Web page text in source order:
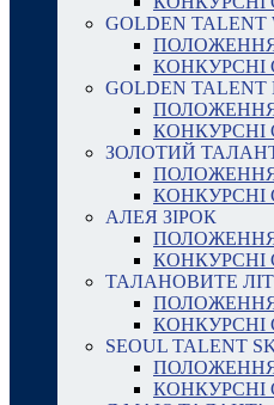
GOLDEN TALENT
ПОЛОЖЕННЯ
КОНКУРСНІ
GOLDEN TALENT
ПОЛОЖЕННЯ
КОНКУРСНІ
ЗОЛОТИЙ
ПОЛОЖЕННЯ
КОНКУРСНІ
АЛЕЯ ЗІРОК
ПОЛОЖЕННЯ
КОНКУРСНІ
ТАЛАНОВИТЕ
ПОЛОЖЕННЯ
КОНКУРСНІ
SEOUL TALENT
ПОЛОЖЕННЯ
КОНКУРСНІ